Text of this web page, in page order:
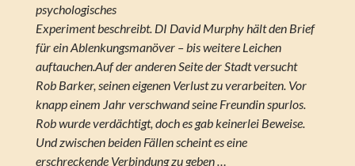
psychologisches
Experiment beschreibt. DI David Murphy hält den Brief
für ein Ablenkungsmanöver – bis weitere Leichen
auftauchen.Auf der anderen Seite der Stadt versucht
Rob Barker, seinen eigenen Verlust zu verarbeiten. Vor
knapp einem Jahr verschwand seine Freundin spurlos.
Rob wurde verdächtigt, doch es gab keinerlei Beweise.
Und zwischen beiden Fällen scheint es eine
erschreckende Verbindung zu geben …